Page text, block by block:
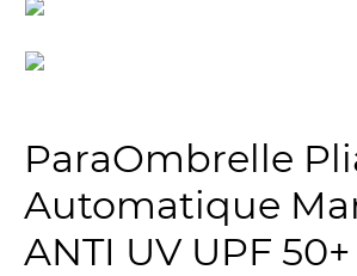
ParaOmbrelle
Automatique
ANTI UV UPF 50+